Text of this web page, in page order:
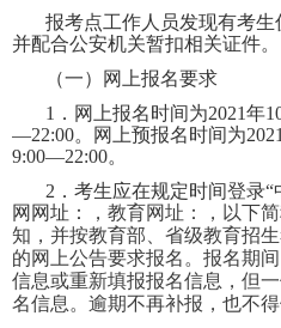
报考点工作人员发现有考
并配合公安机关暂扣相关证件。
（一）网上报名要求
1 ．网上报名时间为2021年
—22:00。网上预报名时间为2021
9:00—22:00。
2 ．考生应在规定时间登录
网网址：
，教育网址：
，以下
知，并按教育部、省级教育招
的网上公告要求报名。报名期
信息或重新填报报名信息，但
名信息。逾期不再补报，也不